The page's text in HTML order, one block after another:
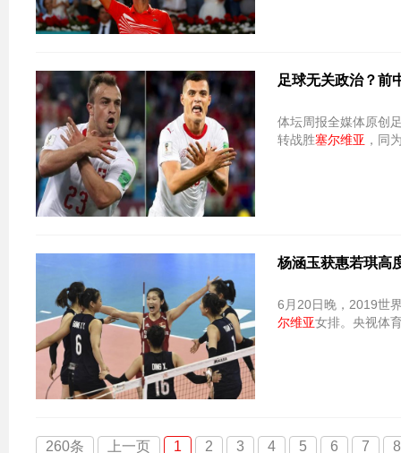
足球无关政治？前
体坛周报全媒体原创
转战胜塞尔维亚 ，同
杨涵玉获惠若琪高
6月20日晚，2019世
尔维亚女排。央视体
260条 上一页 1 2 3 4 5 6 7 8